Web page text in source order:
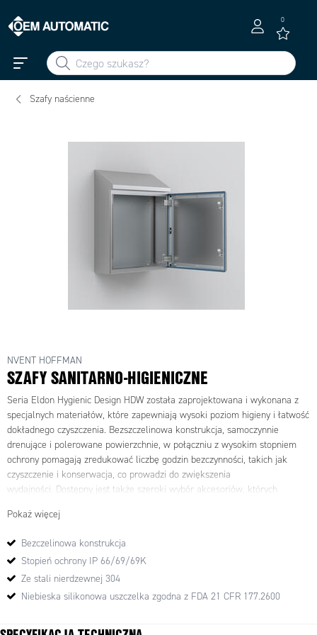
0
Szafy naścienne
NVENT HOFFMAN
SZAFY SANITARNO-HIGIENICZNE
Seria Eldon Hygienic Design HDW została zaprojektowana i wykonana z
specjalnych materiałów, które zapewniają wysoki poziom higieny i łatwość
dokładnego czyszczenia. Bezszczelinowa konstrukcja, samoczynnie
drenujące i polerowane powierzchnie, w połączniu z wysokim stopniem
ochrony pomagają zredukować liczbę godzin bezczynności, takich jak
czyszczenie i konserwacja, co prowadzi do zwiększenia
wydajności. Dostępny jest także szeroki wybór akcesoriów, których
korpus: 1,5 mm,
drzwi: fabrycznie ziarnowana stal nierdzewna AISI 304L 2 mm,
płyta montażowa: stal ocynkowana 2 mm.
Pokaż więcej
Bezczelinowa konstrukcja
Stopień ochrony IP 66/69/69K
Ze stali nierdzewnej 304
Niebieska silikonowa uszczelka zgodna z FDA 21 CFR 177.2600